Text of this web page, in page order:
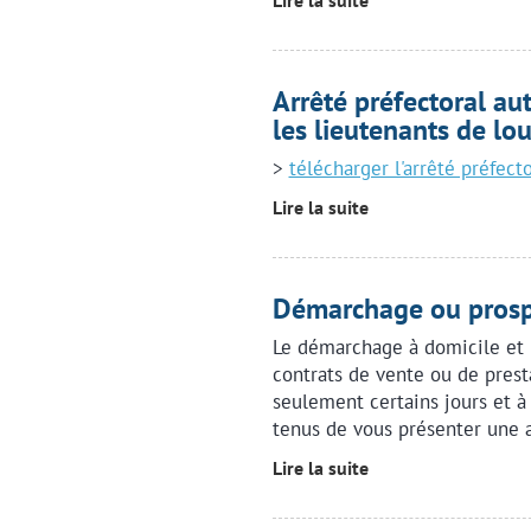
Arrêté préfectoral
les lieutenants de
> télécharger l'arrêté
Lire la suite
Démarchage ou
Le démarchage à domicile
contrats de vente ou de
seulement certains jours et
tenus de vous présenter
Lire la suite